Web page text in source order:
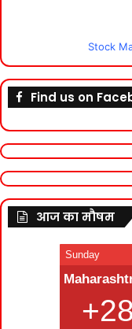
Stock
Find us on
आज का मौषम
Sunday